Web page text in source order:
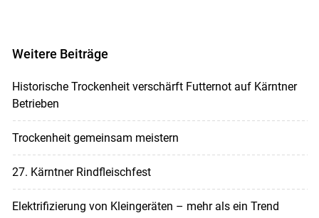
Weitere Beiträge
Historische Trockenheit verschärft Futternot auf Kärntner
Betrieben
Trockenheit gemeinsam meistern
27. Kärntner Rindfleischfest
Elektrifizierung von Kleingeräten – mehr als ein Trend